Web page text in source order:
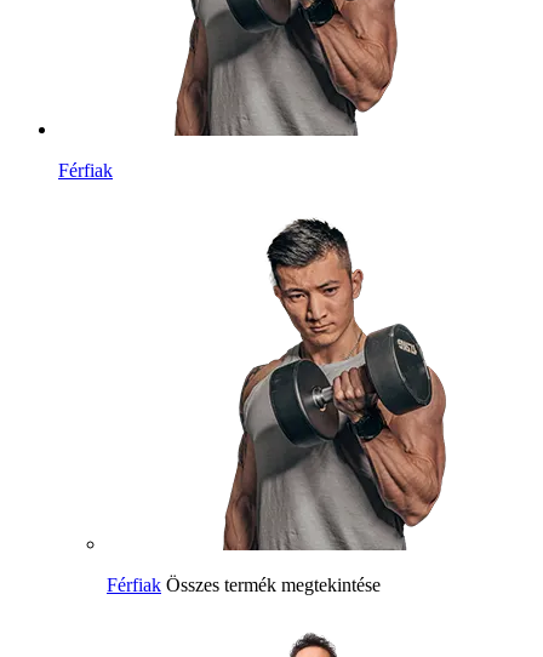
Férfiak
Férfiak Összes termék megtekintése